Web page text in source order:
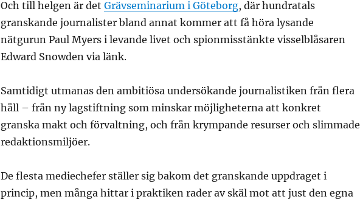
Och till helgen är det Grävseminarium i Göteborg, där hundratals
granskande journalister bland annat kommer att få höra lysande
nätgurun Paul Myers i levande livet och spionmisstänkte visselblåsaren
Edward Snowden via länk.
Samtidigt utmanas den ambitiösa undersökande journalistiken från flera
håll – från ny lagstiftning som minskar möjligheterna att konkret
granska makt och förvaltning, och från krympande resurser och slimmade
redaktionsmiljöer.
De flesta mediechefer ställer sig bakom det granskande uppdraget i
princip, men många hittar i praktiken rader av skäl mot att just den egna